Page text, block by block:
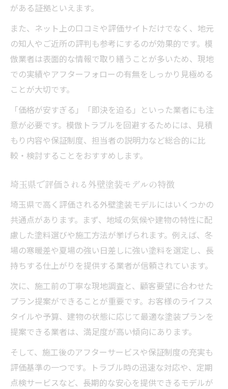
がある証拠といえます。
また、ネット上の口コミや評価サイトだけでなく、地元
の知人やご近所の評判も参考にするのが効果的です。模
倣業者は表面的な情報で取り繕うことが多いため、現地
での実績やアフターフォローの有無をしっかり見極める
ことが大切です。
「価格が安すぎる」「即決を迫る」といった業者にも注
意が必要です。模倣トラブルを回避するためには、見積
もり内容や保証制度、担当者の説明力など総合的に比
較・検討することをおすすめします。
埼玉県で評価される外壁塗装モデルの特徴
埼玉県で高く評価される外壁塗装モデルにはいくつかの
共通点があります。まず、地域の気候や建物の特性に配
慮した塗料選びや施工方法が挙げられます。例えば、冬
場の寒暖差や夏場の強い日差しに強い塗料を選定し、長
持ちする仕上がりを提供する業者が信頼されています。
次に、施工前の丁寧な現地調査と、顧客要望に合わせた
プラン提案ができることが重要です。お客様のライフス
タイルや予算、建物の状態に応じて最適な塗装プランを
提案できる業者は、満足度が高い傾向にあります。
そして、施工後のアフターサービスや保証制度の充実も
評価基準の一つです。トラブル時の迅速な対応や、定期
点検サービスなど、長期的な安心を提供できるモデルが